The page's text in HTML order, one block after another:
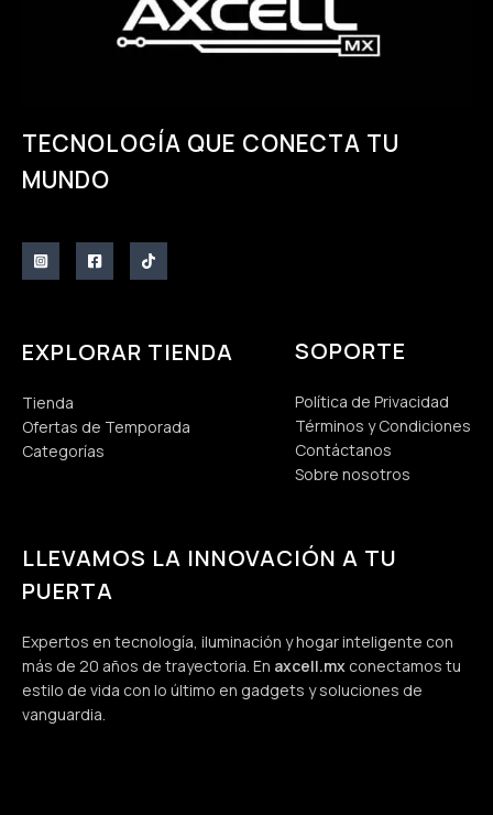
TECNOLOGÍA QUE CONECTA TU
MUNDO
EXPLORAR TIENDA
Tienda
Ofertas de Temporada
Categorías
SOPORTE
Política de Privacidad
Términos y Condiciones
Contáctanos
Sobre nosotros
LLEVAMOS LA INNOVACIÓN A TU
PUERTA
Expertos en tecnología, iluminación y hogar inteligente con
más de 20 años de trayectoria. En axcell.mx conectamos tu
estilo de vida con lo último en gadgets y soluciones de
vanguardia.